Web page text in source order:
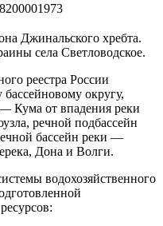
Джинальского хребта.
села Светловодское.
реестра России
округу,
Кума от впадения реки
речной подбассейн
бассейн реки —
Дона и Волги.
водохозяйственного